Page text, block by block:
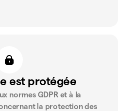
est protégée
normes GDPR et à la
la protection des